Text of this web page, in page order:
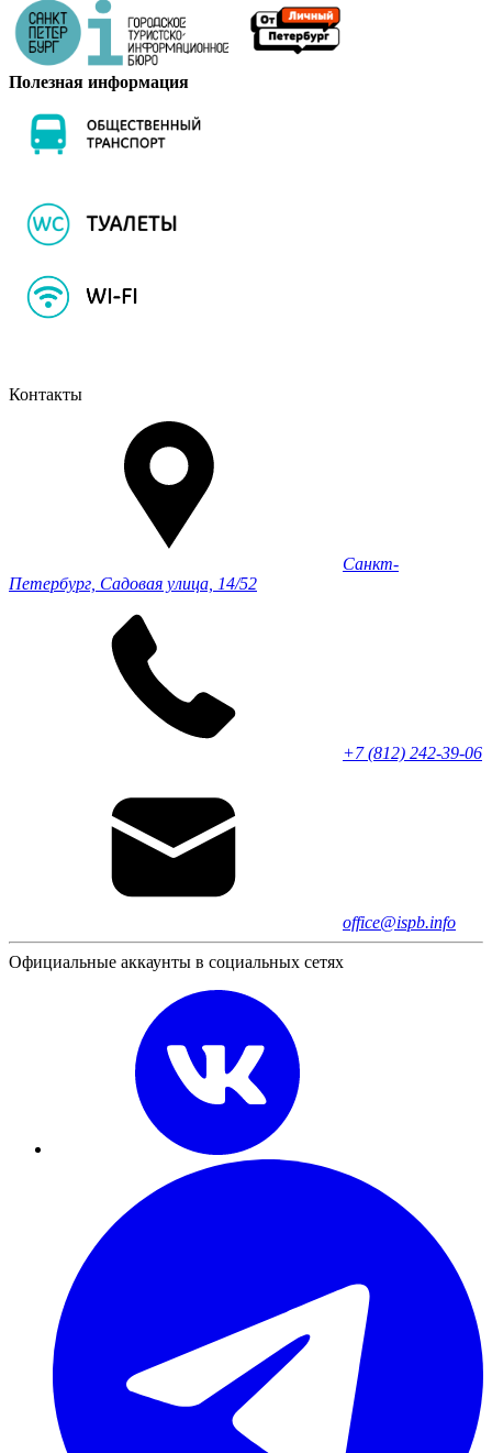
Полезная информация
Контакты
Санкт-
Петербург, Садовая улица, 14/52
+7 (812) 242-39-06
office@ispb.info
Официальные аккаунты в социальных сетях